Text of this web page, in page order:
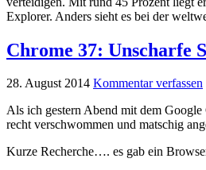
Explorer. Anders sieht es bei der
Chrome 37: Unscharfe
28. August 2014 Kommentar verfassen
Als ich gestern Abend mit dem
recht verschwommen und matschig
Kurze Recherche…. es gab ein